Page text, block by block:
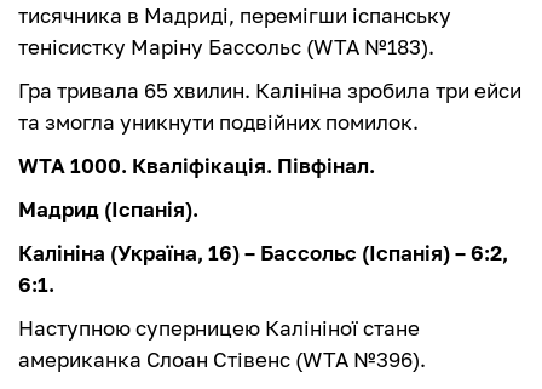
тисячника в Мадриді, перемігши іспанську
тенісистку Маріну Бассольс (WTA №183).
Гра тривала 65 хвилин. Калініна зробила три ейси
та змогла уникнути подвійних помилок.
WTA 1000. Кваліфікація. Півфінал.
Мадрид (Іспанія).
Калініна (Україна, 16) – Бассольс (Іспанія) – 6:2,
6:1.
Наступною суперницею Калініної стане
американка Слоан Стівенс (WTA №396).